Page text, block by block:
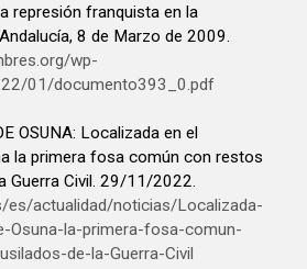
represión franquista en la
8 de Marzo de 2009.
wp-
01/documento393_0.pdf
OSUNA: Localizada en el
la primera fosa común con restos
Guerra Civil. 29/11/2022.
es/actualidad/noticias/Localizada-
Osuna-la-primera-fosa-comun-
de-la-Guerra-Civil